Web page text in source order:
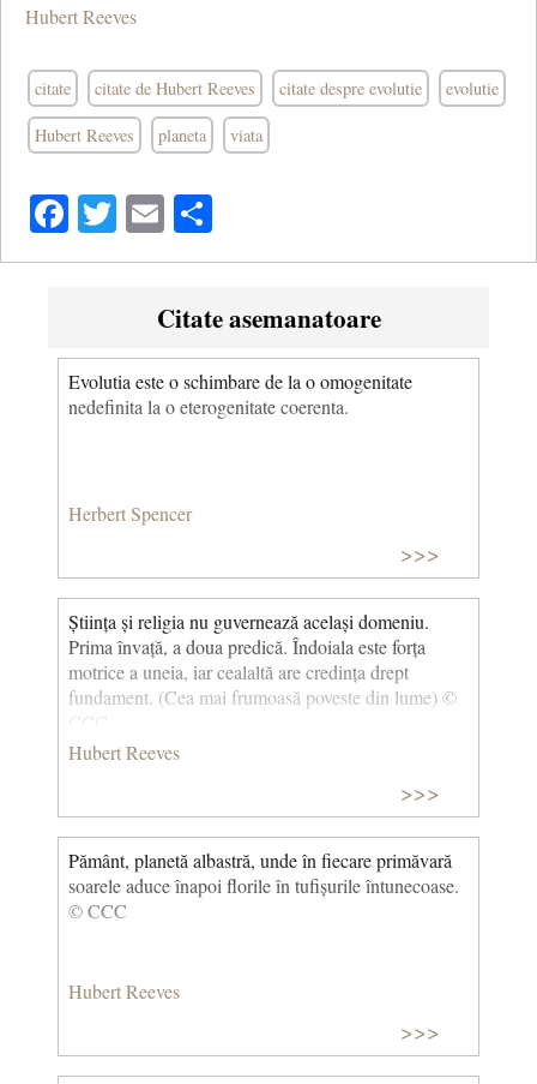
Hubert Reeves
citate citate de Hubert Reeves citate despre evolutie evolutie
Hubert Reeves planeta viata
Facebook
Twitter
Email
Citate asemanatoare
Evolutia este o schimbare de la o omogenitate
nedefinita la o eterogenitate coerenta.
Herbert Spencer
>>>
Știința și religia nu guvernează același domeniu.
Prima învață, a doua predică. Îndoiala este forța
motrice a uneia, iar cealaltă are credința drept
fundament. (Cea mai frumoasă poveste din lume) ©
Hubert Reeves
>>>
Pământ, planetă albastră, unde în fiecare primăvară
soarele aduce înapoi florile în tufișurile întunecoase.
© CCC
Hubert Reeves
>>>